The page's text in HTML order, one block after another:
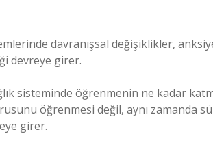
davranışsal değişiklikler,
devreye girer.
sisteminde öğrenmenin ne kadar
öğrenmesi değil, aynı zamanda
girer.